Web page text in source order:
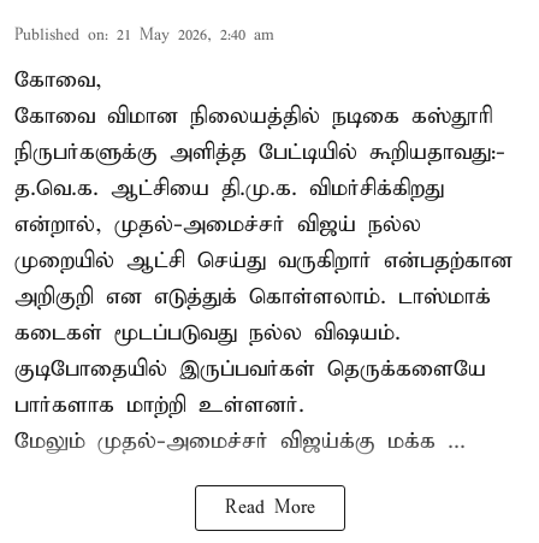
Published on: 21 May 2026, 2:40 am
கோவை,
கோவை விமான நிலையத்தில் நடிகை கஸ்தூரி
நிருபர்களுக்கு அளித்த பேட்டியில் கூறியதாவது:-
த.வெ.க. ஆட்சியை தி.மு.க. விமர்சிக்கிறது
என்றால், முதல்-அமைச்சர் விஜய் நல்ல
முறையில் ஆட்சி செய்து வருகிறார் என்பதற்கான
அறிகுறி என எடுத்துக் கொள்ளலாம். டாஸ்மாக்
கடைகள் மூடப்படுவது நல்ல விஷயம்.
குடிபோதையில் இருப்பவர்கள் தெருக்களையே
பார்களாக மாற்றி உள்ளனர்.
மேலும் முதல்-அமைச்சர் விஜய்க்கு மக்க ...
Read More